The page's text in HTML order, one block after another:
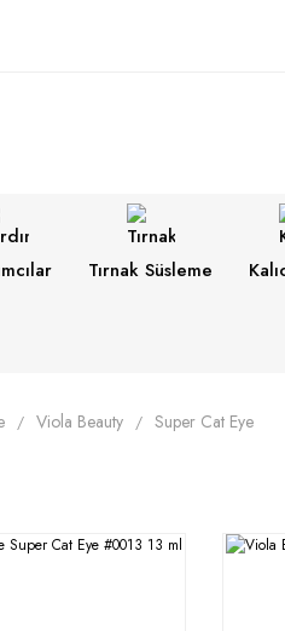
Tırnak Süsleme
Viola Beauty Super Cat Eye